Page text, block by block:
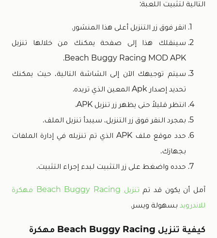
التالية لتثبيت اللعبة:
انقر فوق زر التنزيل أعلى هذا المنشور.
سينقلك هذا إلى صفحة يمكنك من خلالها تنزيل
Beach Buggy Racing MOD APK.
سيتم توجيهك الآن إلى الشاشة التالية، حيث يمكنك
تحديد إصدار Apk المعين الذي تريده.
انتظر قليلاً حتى يظهر زر تنزيل APK.
بمجرد النقر فوق زر التنزيل، سيبدأ تنزيل الملف.
حدد موقع ملف APK الذي تم تنزيله في إدارة الملفات
بجهازك.
حدده واضغط على زر التثبيت لبدء إجراء التثبيت.
آمل أن يكون قد تم
تنزيل Beach Buggy Racing مهكرة
للاندرويد بسهولة ويسر.
كيفية تنزيل Beach Buggy Racing مهكرة